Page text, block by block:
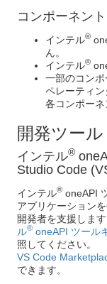
コンポーネン
インテル®
ん。
インテル®
一部のコン
ペレーティン
各コンポーネ
開発ツール
インテル®
Studio Code
インテル® oneAPI
アプリケーション
開発者を支援しま
ル® oneAPI ツール
照してください。
VS Code
できます。